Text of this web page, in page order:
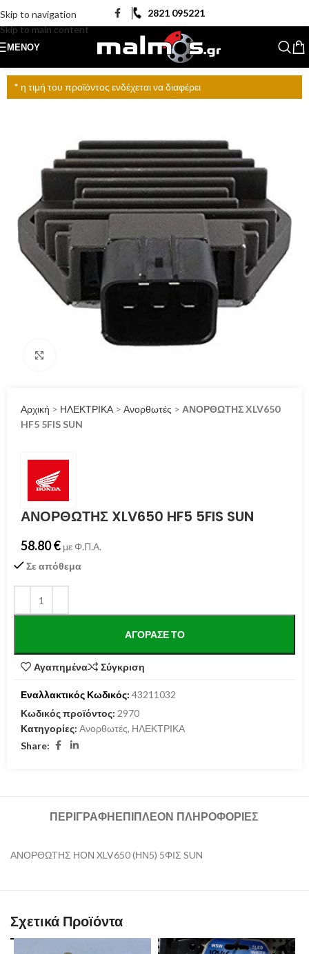
Skip to navigation
Skip to main content
2821 095221
ΜΕΝΟΎ
* η τιμή του προϊόντος ενδέχεται να διαφέρει
Αρχική > ΗΛΕΚΤΡΙΚΑ > Ανορθωτές > ΑΝΟΡΘΩΤΗΣ XLV650
HF5 5FIS SUN
ΑΝΟΡΘΩΤΗΣ XLV650 HF5 5FIS SUN
58.80€ με Φ.Π.Α.
Σε απόθεμα
ΑΓΌΡΑΣΕ ΤΟ
Αγαπημένα Σύγκριση
Εναλλακτικός Κωδικός: 43211032
Κωδικός προϊόντος: 2970
Κατηγορίες: Ανορθωτές, ΗΛΕΚΤΡΙΚΑ
Share:
ΠΕΡΙΓΡΑΦΉΕΠΙΠΛΈΟΝ ΠΛΗΡΟΦΟΡΊΕΣ
ΑΝΟΡΘΩΤΗΣ ΗΟΝ XLV650 (ΗΝ5) 5ΦΙΣ SUN
Σχετικά Προϊόντα